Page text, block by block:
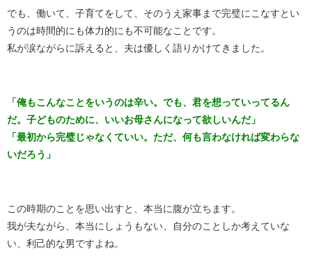
でも、働いて、子育てをして、そのうえ家事まで完璧にこなすとい
うのは時間的にも体力的にも不可能なことです。
私が涙ながらに訴えると、夫は優しく語りかけてきました。
「俺もこんなことをいうのは辛い。でも、君を想っていってるん
だ。子どものために、いいお母さんになって欲しいんだ」
「最初から完璧じゃなくていい。ただ、何も言わなければ変わらな
いだろう」
この時期のことを思い出すと、本当に腹が立ちます。
我が夫ながら、本当にしょうもない、自分のことしか考えていな
い、利己的な男ですよね。